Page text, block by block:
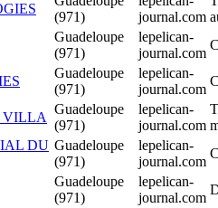
(971)
journal.com
Guadeloupe
(971)
lepelican-
journal.com
Guadeloupe
(971)
lepelican-
journal.com
VILLA
Guadeloupe
(971)
lepelican-
journal.com
DU Guadeloupe
(971)
lepelican-
journal.com
Guadeloupe
(971)
lepelican-
journal.com